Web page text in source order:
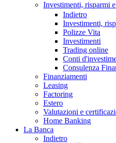
Investimenti, risparmi
Indietro
Investimenti,
Polizze Vita
Investimenti
Trading online
Conti
Consulenza
Finanziamenti
Leasing
Factoring
Estero
Valutazioni e
Home Banking
La Banca
Indietro